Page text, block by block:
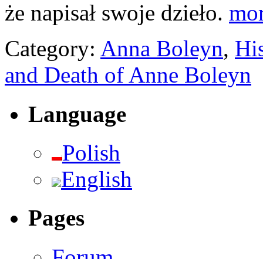
że napisał swoje dzieło.
Category: Anna Boleyn,
and Death of Anne Boleyn
Language
Polish
English
Pages